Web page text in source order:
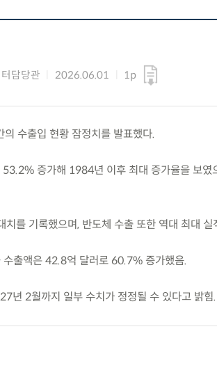
담당관 2026.06.01 1p
수출입 현황 잠정치를 발표했다.
증가해 1984년 이후 최대 증가율을 보였
를 기록했으며, 반도체 수출 또한 역대 최대 실
출액은 42.8억 달러로 60.7% 증가했음.
년 2월까지 일부 수치가 정정될 수 있다고 밝힘.